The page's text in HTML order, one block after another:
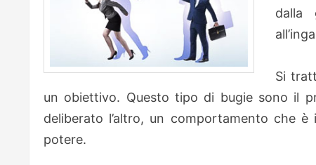
dalla
Si
un obiettivo. Questo tipo di bugie sono il
deliberato l’altro, un comportamento che
potere.